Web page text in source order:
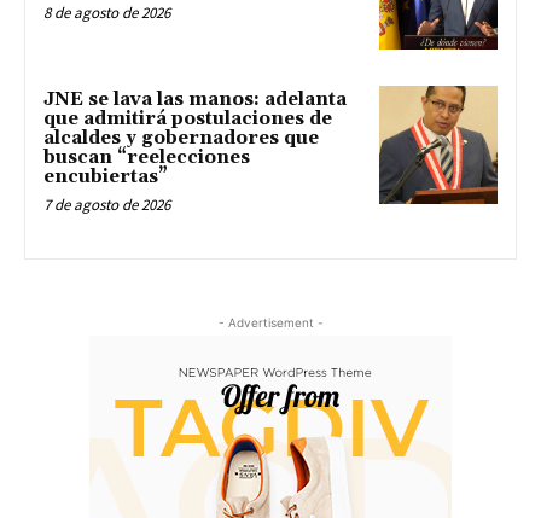
8 de agosto de 2026
JNE se lava las manos: adelanta
que admitirá postulaciones de
alcaldes y gobernadores que
buscan “reelecciones
encubiertas”
7 de agosto de 2026
- Advertisement -